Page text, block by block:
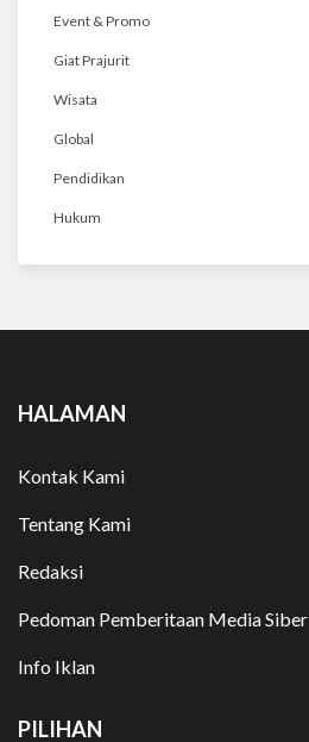
Event & Promo
Giat Prajurit
Wisata
Global
Pendidikan
Hukum
HALAMAN
Kontak Kami
Tentang Kami
Redaksi
Pedoman Pemberitaan Media Siber
Info Iklan
PILIHAN